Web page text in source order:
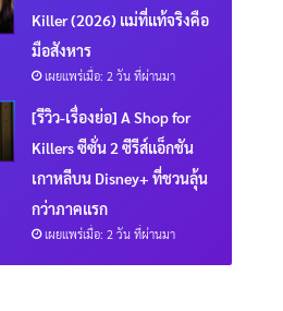
Killer (2026) แม่ที่แท้จริงคือ
มือสังหาร
เผยแพร่เมื่อ: 2 วัน ที่ผ่านมา
[รีวิว-เรื่องย่อ] A Shop for
Killers ซีซั่น 2 ซีรีส์แอ็กชัน
เกาหลีบน Disney+ ที่ชวนลุ้น
กว่าภาคแรก
เผยแพร่เมื่อ: 2 วัน ที่ผ่านมา